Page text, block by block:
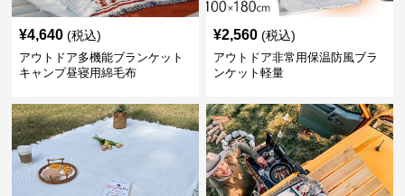
¥4,640 (税込)
アウトドア多機能ブランケット
キャンプ昼寝用綿毛布
¥2,560 (税込)
アウトドア非常用保温防風ブラ
ンケット軽量